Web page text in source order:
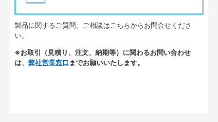
製品に関するご質問、ご相談はこちらからお問合せくださ
い。
※お取引（見積り、注文、納期等）に関わるお問い合わせ
は、 弊社営業窓口 までお願いいたします。